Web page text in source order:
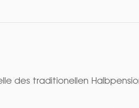
des traditionellen